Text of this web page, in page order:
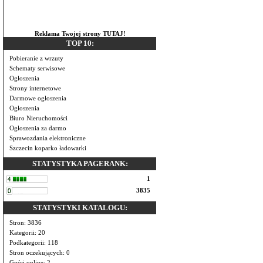
Reklama Twojej strony TUTAJ!
TOP 10:
Pobieranie z wrzuty
Schematy serwisowe
Ogłoszenia
Strony internetowe
Darmowe ogłoszenia
Ogłoszenia
Biuro Nieruchomości
Ogłoszenia za darmo
Sprawozdania elektroniczne
Szczecin koparko ładowarki
STATYSTYKA PAGERANK:
1
3835
STATYSTYKI KATALOGU:
Stron: 3836
Kategorii: 20
Podkategorii: 118
Stron oczekujących: 0